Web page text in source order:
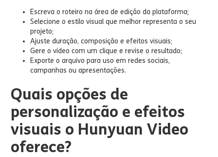
Escreva o roteiro na área de edição da plataforma;
Selecione o estilo visual que melhor representa o seu
projeto;
Ajuste duração, composição e efeitos visuais;
Gere o vídeo com um clique e revise o resultado;
Exporte o arquivo para uso em redes sociais,
campanhas ou apresentações.
Quais opções de
personalização e efeitos
visuais o Hunyuan Video
oferece?